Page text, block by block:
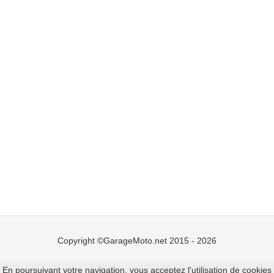
Copyright ©GarageMoto.net 2015 - 2026
Mentions légales Ajouter un garage moto
En poursuivant votre navigation, vous acceptez l'utilisation de cookies